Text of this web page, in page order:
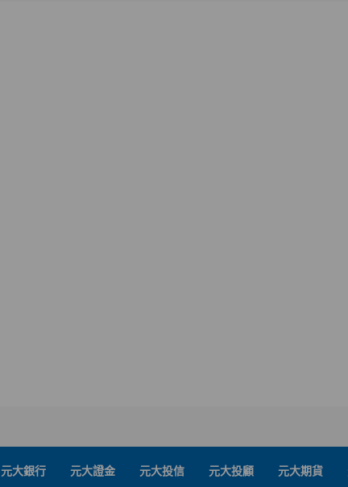
元大銀行 元大證金 元大投信 元大投顧 元大期貨